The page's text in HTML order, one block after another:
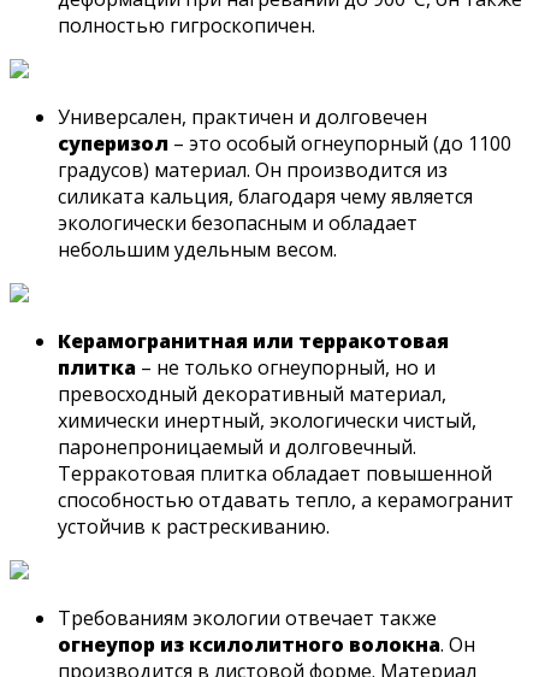
полностью гигроскопичен.
Универсален, практичен и долговечен
суперизол – это особый огнеупорный (до 1100
градусов) материал. Он производится из
силиката кальция, благодаря чему является
экологически безопасным и обладает
небольшим удельным весом.
Керамогранитная или терракотовая
плитка – не только огнеупорный, но и
превосходный декоративный материал,
химически инертный, экологически чистый,
паронепроницаемый и долговечный.
Терракотовая плитка обладает повышенной
способностью отдавать тепло, а керамогранит
устойчив к растрескиванию.
Требованиям экологии отвечает также
огнеупор из ксилолитного волокна. Он
производится в листовой форме. Материал